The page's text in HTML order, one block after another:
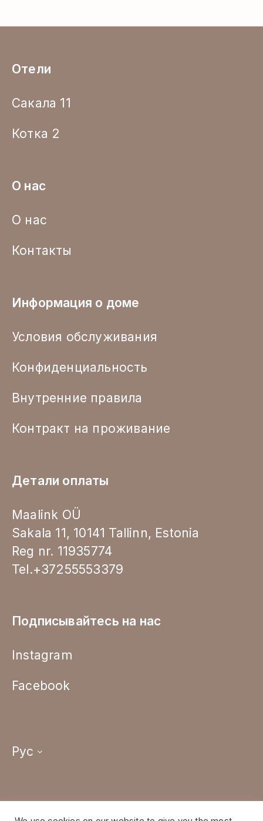
Отели
Сакала 11
Котка 2
О нас
О нас
Контакты
Информация о доме
Условия обслуживания
Конфиденциальность
Внутренние правила
Контракт на проживание
Детали оплаты
Maalink OÜ
Sakala 11, 10141 Tallinn, Estonia
Reg nr. 11935774
Tel.+37255553379
Подписывайтесь на нас
Instagram
Facebook
Рус